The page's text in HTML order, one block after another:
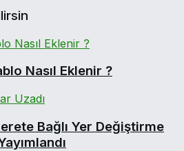
Nasıl Eklenir ?
Bağlı Yer Değiştirme